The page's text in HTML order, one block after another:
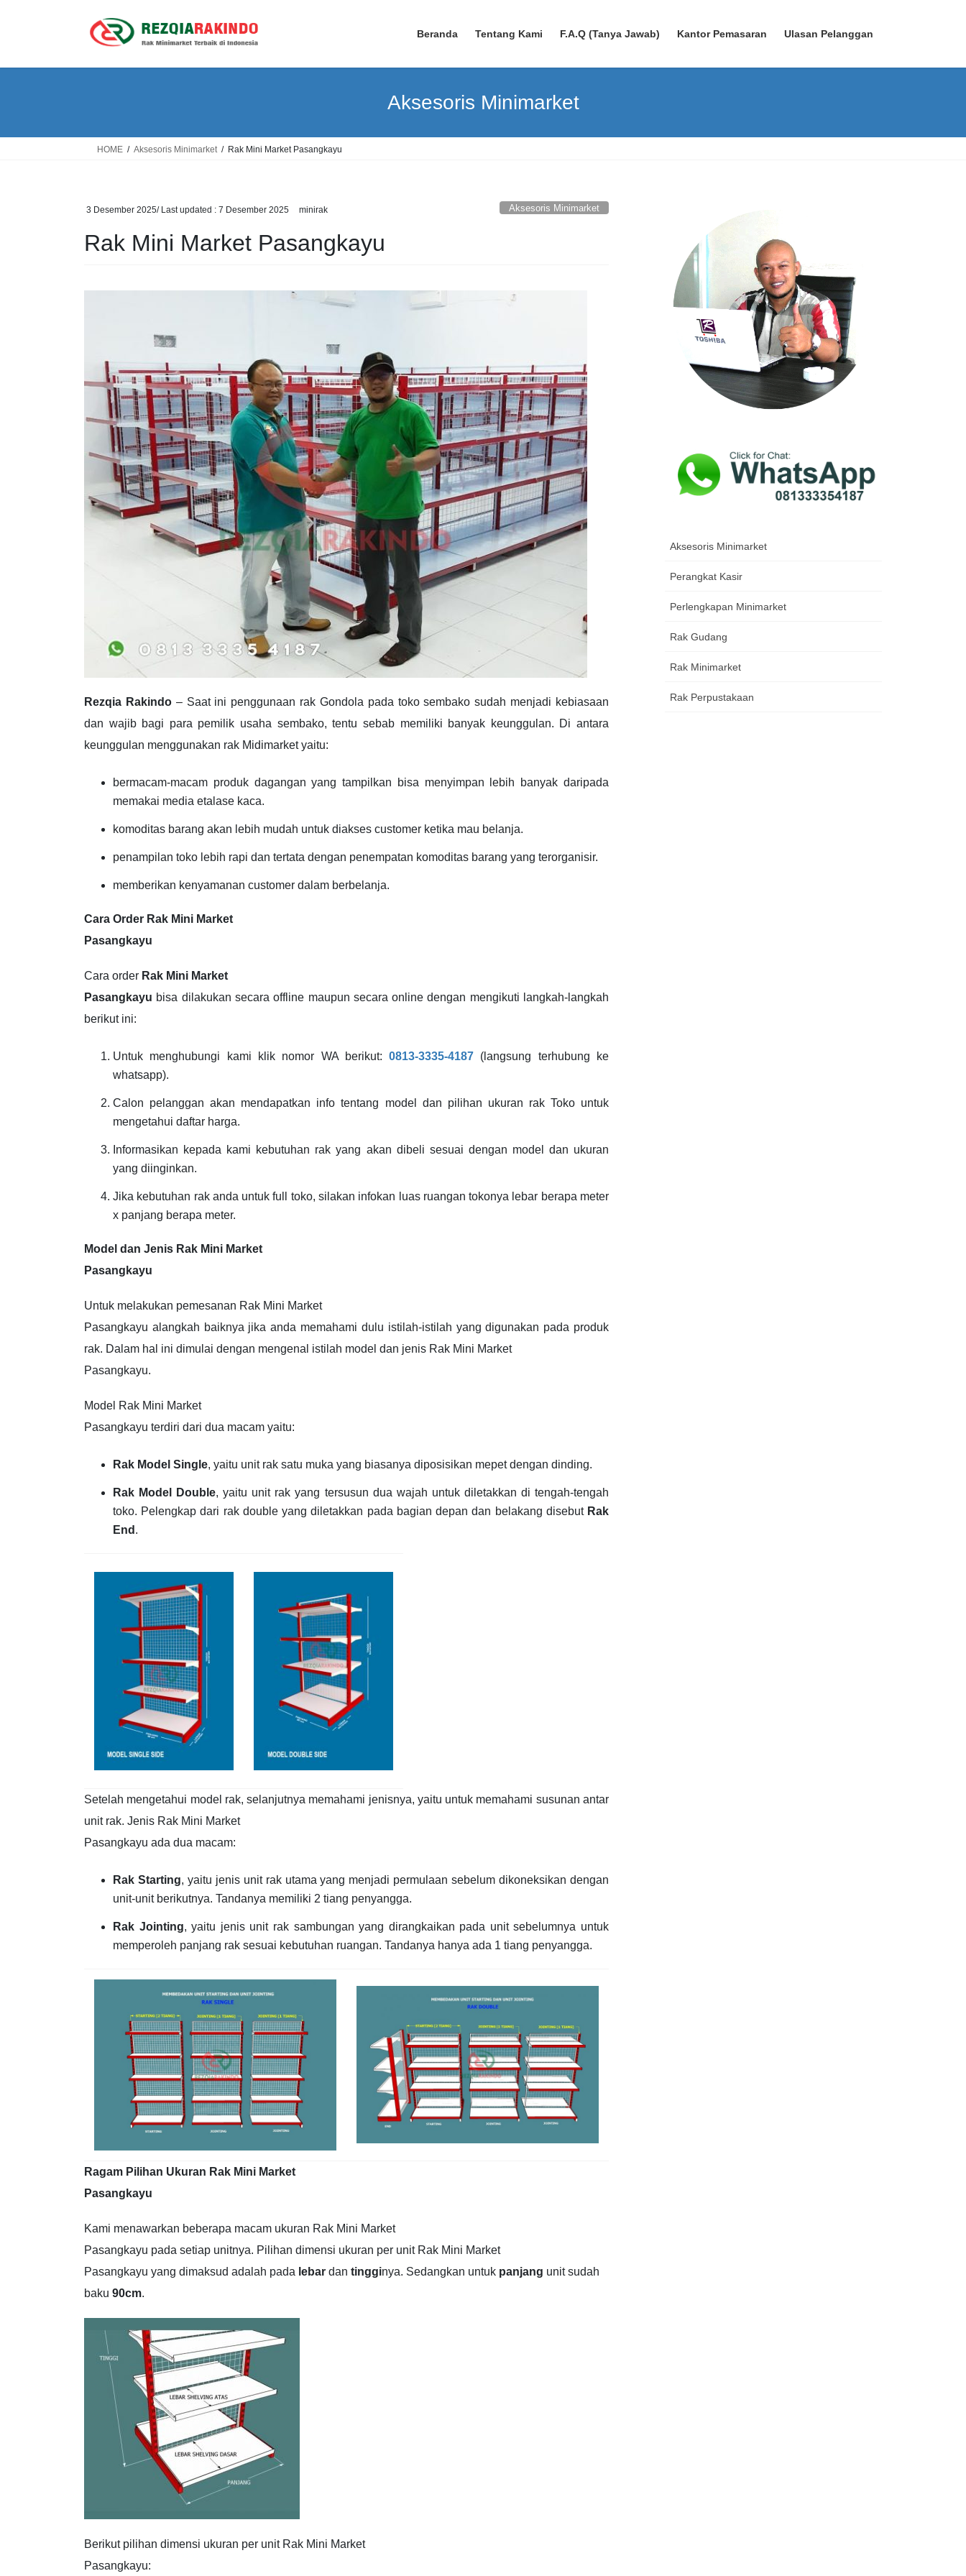
Beranda Tentang Kami F.A.Q (Tanya Jawab) Kantor Pemasaran Ulasan Pelanggan
Aksesoris Minimarket
HOME Aksesoris Minimarket Rak Mini Market Pasangkayu
3 Desember 2025/ Last updated : 7 Desember 2025 minirak Aksesoris Minimarket
Rak Mini Market Pasangkayu
Rezqia Rakindo– Saat ini penggunaan rak Gondola pada toko sembako sudah menjadi kebiasaan
dan wajib bagi para pemilik usaha sembako, tentu sebab memiliki banyak keunggulan. Di antara
keunggulan menggunakan rak Midimarket yaitu:
bermacam-macam produk dagangan yang tampilkan bisa menyimpan lebih banyak daripada
memakai media etalase kaca.
komoditas barang akan lebih mudah untuk diakses customer ketika mau belanja.
penampilan toko lebih rapi dan tertata dengan penempatan komoditas barang yang terorganisir.
memberikan kenyamanan customer dalam berbelanja.
Cara Order Rak Mini Market
Pasangkayu
Cara order Rak Mini Market
Pasangkayu bisa dilakukan secara offline maupun secara online dengan mengikuti langkah-langkah
berikut ini:
Untuk menghubungi kami klik nomor WA berikut:0813-3335-4187 (langsung terhubung ke
whatsapp).
Calon pelanggan akan mendapatkan info tentang model dan pilihan ukuran rak Toko untuk
mengetahui daftar harga.
Informasikan kepada kami kebutuhan rak yang akan dibeli sesuai dengan model dan ukuran
yang diinginkan.
Jika kebutuhan rak anda untuk full toko, silakan infokan luas ruangan tokonya lebar berapa meter
x panjang berapa meter.
Model dan Jenis Rak Mini Market
Pasangkayu
Untuk melakukan pemesanan Rak Mini Market
Pasangkayu alangkah baiknya jika anda memahami dulu istilah-istilah yang digunakan pada produk
rak. Dalam hal ini dimulai dengan mengenal istilah model dan jenis Rak Mini Market
Pasangkayu.
Model Rak Mini Market
Pasangkayu terdiri dari dua macam yaitu:
Rak Model Single, yaitu unit rak satu muka yang biasanya diposisikan mepet dengan dinding.
Rak Model Double, yaitu unit rak yang tersusun dua wajah untuk diletakkan di tengah-tengah
toko. Pelengkap dari rak double yang diletakkan pada bagian depan dan belakang disebut Rak
End .
Setelah mengetahui model rak, selanjutnya memahami jenisnya, yaitu untuk memahami susunan antar
unit rak. Jenis Rak Mini Market
Pasangkayu ada dua macam:
Rak Starting, yaitu jenis unit rak utama yang menjadi permulaan sebelum dikoneksikan dengan
unit-unit berikutnya. Tandanya memiliki 2 tiang penyangga.
Rak Jointing, yaitu jenis unit rak sambungan yang dirangkaikan pada unit sebelumnya untuk
memperoleh panjang rak sesuai kebutuhan ruangan. Tandanya hanya ada 1 tiang penyangga.
Ragam Pilihan Ukuran Rak Mini Market
Pasangkayu
Kami menawarkan beberapa macam ukuran Rak Mini Market
Pasangkayu pada setiap unitnya. Pilihan dimensi ukuran per unit Rak Mini Market
Pasangkayu yang dimaksud adalah pada lebar dan tingginya. Sedangkan untuk panjang unit sudah
baku 90cm.
Berikut pilihan dimensi ukuran per unit Rak Mini Market
Pasangkayu:
Aksesoris Minimarket
Perangkat Kasir
Perlengkapan Minimarket
Rak Gudang
Rak Minimarket
Rak Perpustakaan